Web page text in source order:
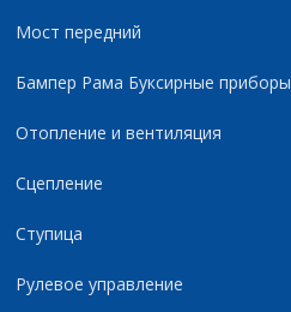
Мост передний
Бампер Рама Буксирные приборы
Отопление и вентиляция
Сцепление
Ступица
Рулевое управление